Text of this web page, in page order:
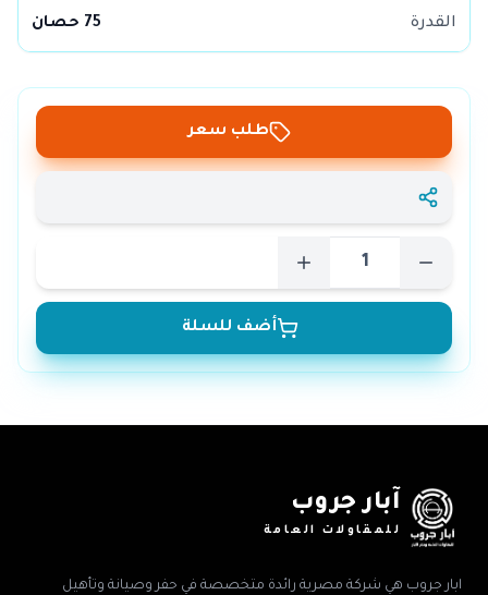
القدرة 75 حصان
طلب سعر
أضف للسلة
آبار جروب
للمقاولات العامة
ابار جروب هي شركة مصرية رائدة متخصصة في حفر وصيانة وتأهيل